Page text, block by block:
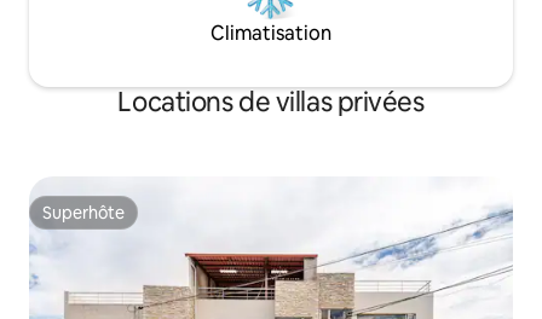
Climatisation
Locations de villas privées
Superhôte
Superhôte